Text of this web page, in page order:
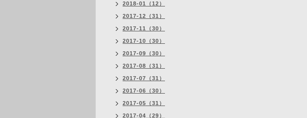
2018-01（12）
2017-12（31）
2017-11（30）
2017-10（30）
2017-09（30）
2017-08（31）
2017-07（31）
2017-06（30）
2017-05（31）
2017-04（29）